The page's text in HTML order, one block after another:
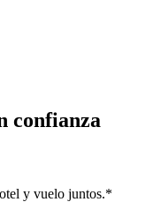
confianza
y vuelo juntos.*